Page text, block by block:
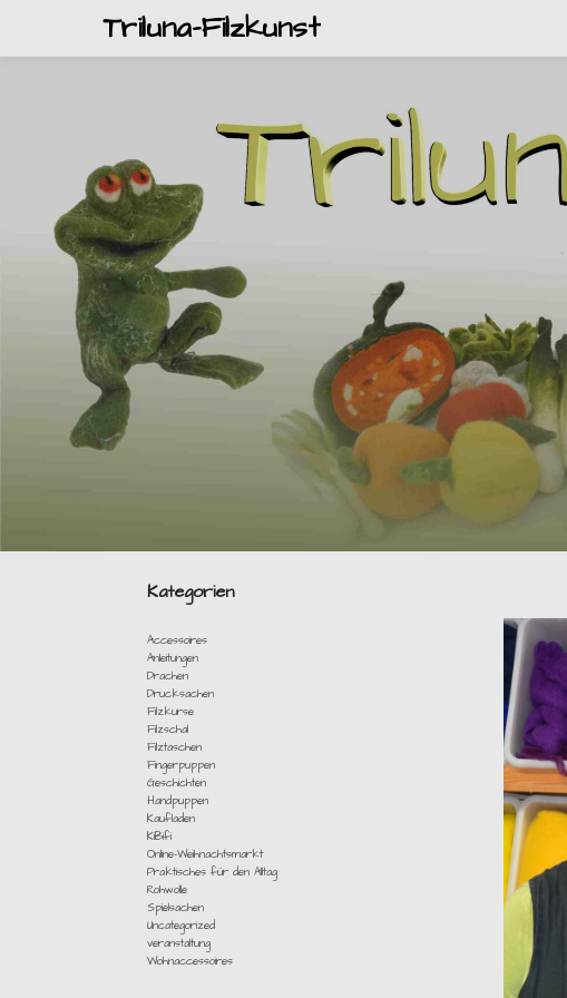
Triluna-Filzkunst
Triluna-Filzkunst
Kategorien
Accessoires
Anleitungen
Drachen
Drucksachen
Filzkurse
Filzschal
Filztaschen
Fingerpuppen
Geschichten
Handpuppen
Kaufladen
KiBifi
Online-Weihnachtsmarkt
Praktisches für den Alltag
Rohwolle
Spielsachen
Uncategorized
veranstaltung
Wohnaccessoires